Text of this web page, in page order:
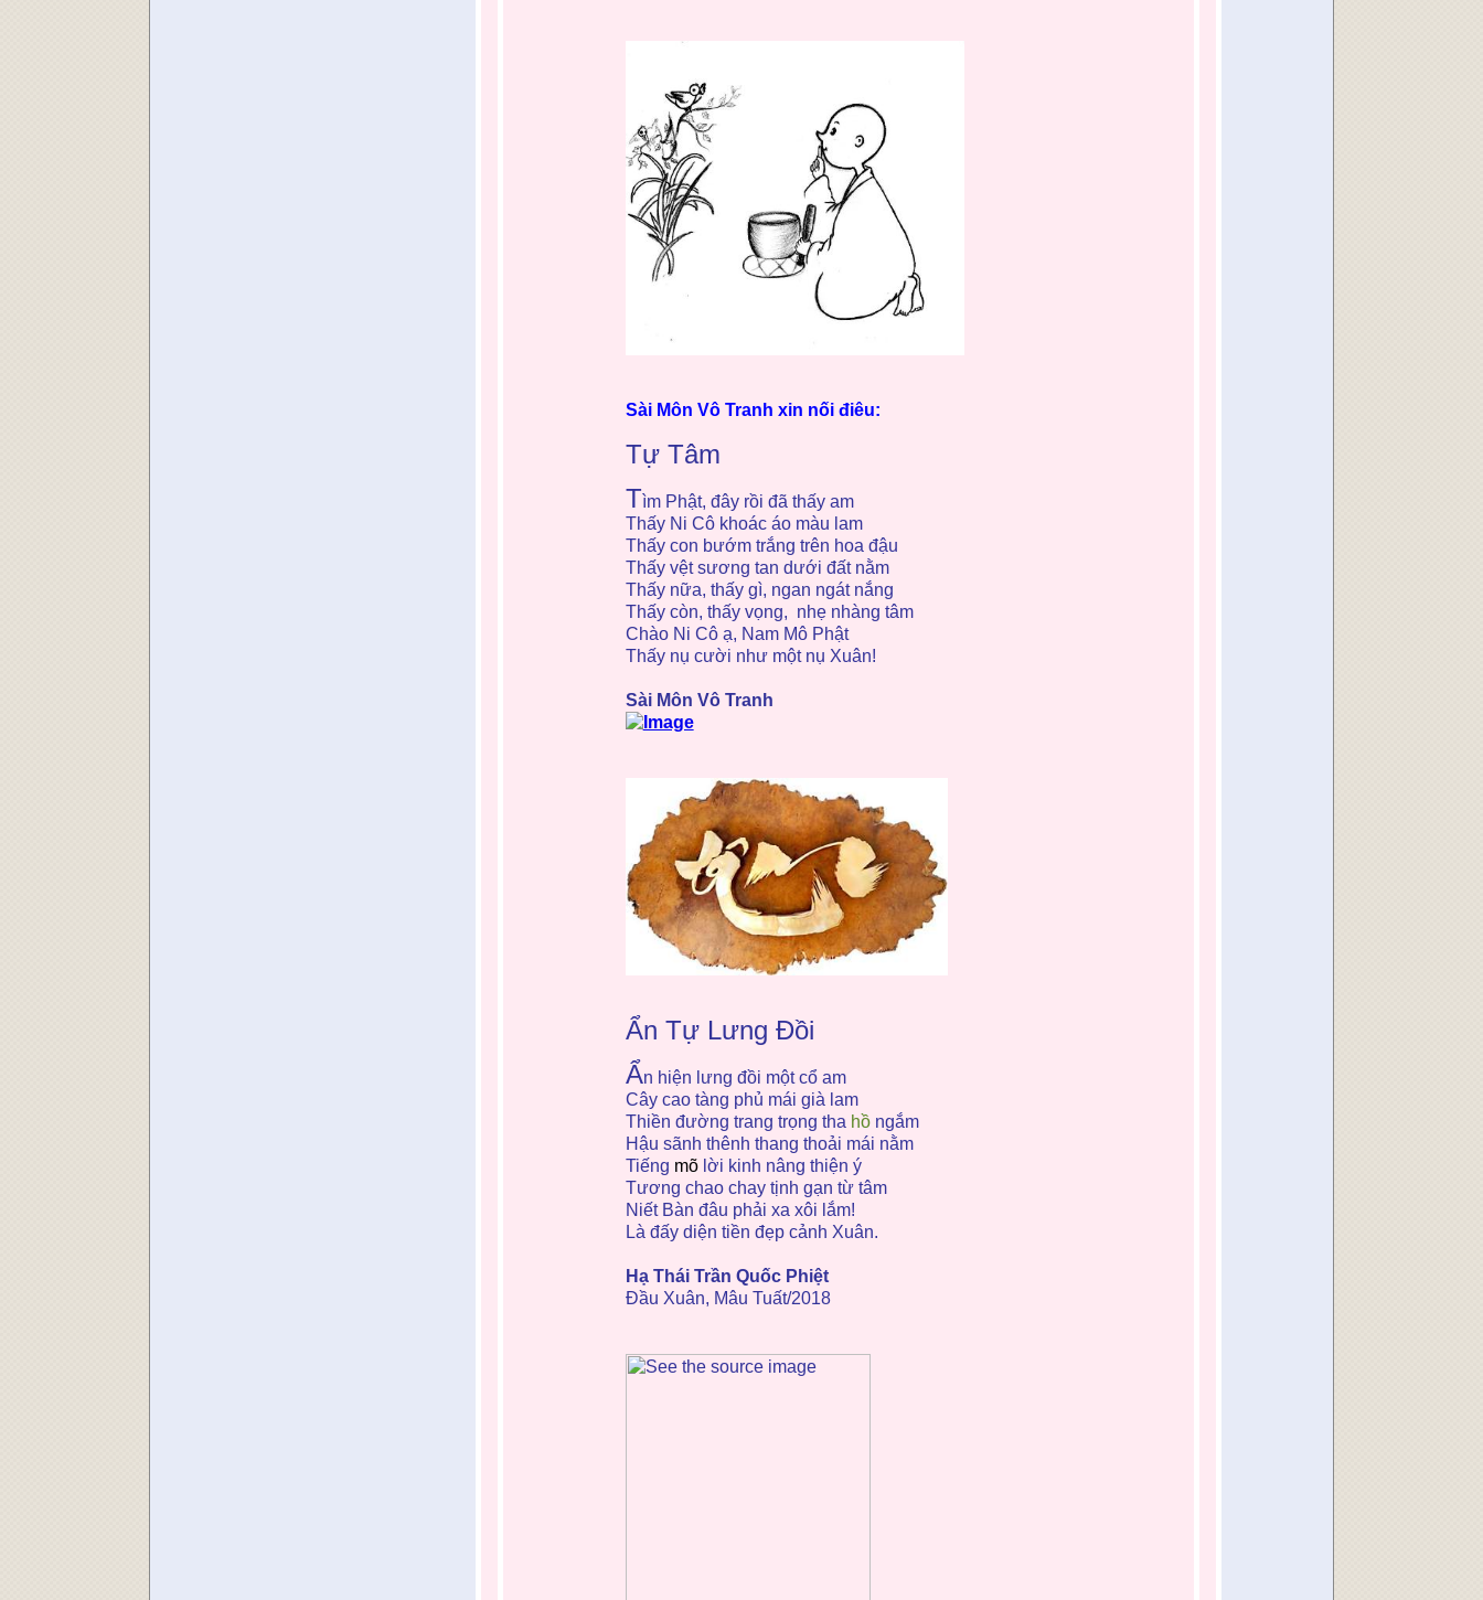
Sài Môn Vô Tranh xin nối điêu:
Tự Tâm
Tìm Phật, đây rồi đã thấy am
Thấy Ni Cô khoác áo màu lam
Thấy con bướm trắng trên hoa đậu
Thấy vệt sương tan dưới đất nằm
Thấy nữa, thấy gì, ngan ngát nắng
Thấy còn, thấy vọng, nhẹ nhàng tâm
Chào Ni Cô ạ, Nam Mô Phật
Thấy nụ cười như một nụ Xuân!
Sài Môn Vô Tranh
Ẩn Tự Lưng Đồi
Ẩn hiện lưng đồi một cổ am
Cây cao tàng phủ mái già lam
Thiền đường trang trọng tha hồngắm
Hậu sãnh thênh thang thoải mái nằm
Tiếng mõlời kinh nâng thiện ý
Tương chao chay tịnh gạn từ tâm
Niết Bàn đâu phải xa xôi lắm!
Là đấy diện tiền đẹp cảnh Xuân.
Hạ Thái Trần Quốc Phiệt
Đầu Xuân, Mâu Tuất/2018